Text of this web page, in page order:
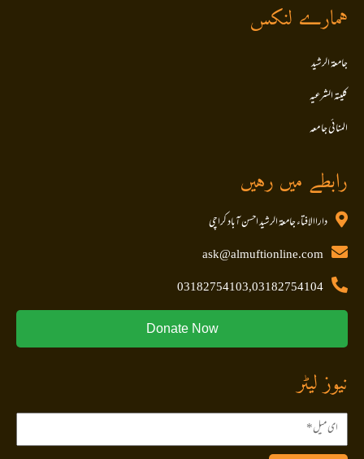
ہمارے لنکس
جامعۃ الرشید
کلیتہ الشرعیہ
المنا ئی جا معہ
رابطے میں رہیں
داراالافتاء جامعۃ الرشید احسن آباد کراچی
ask@almuftionline.com
03182754103,03182754104
Donate Now
نیوز لیٹر